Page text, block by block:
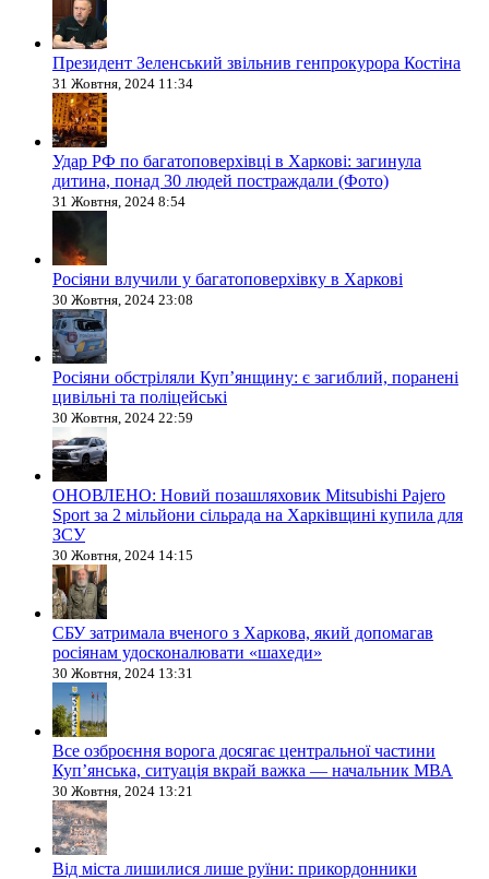
Президент Зеленський звільнив генпрокурора Костіна
31 Жовтня, 2024 11:34
Удар РФ по багатоповерхівці в Харкові: загинула
дитина, понад 30 людей постраждали (Фото)
31 Жовтня, 2024 8:54
Росіяни влучили у багатоповерхівку в Харкові
30 Жовтня, 2024 23:08
Росіяни обстріляли Купʼянщину: є загиблий, поранені
цивільні та поліцейські
30 Жовтня, 2024 22:59
ОНОВЛЕНО: Новий позашляховик Mitsubishi Pajero
Sport за 2 мільйони сільрада на Харківщині купила для
ЗСУ
30 Жовтня, 2024 14:15
СБУ затримала вченого з Харкова, який допомагав
росіянам удосконалювати «шахеди»
30 Жовтня, 2024 13:31
Все озброєння ворога досягає центральної частини
Куп’янська, ситуація вкрай важка — начальник МВА
30 Жовтня, 2024 13:21
Від міста лишилися лише руїни: прикордонники